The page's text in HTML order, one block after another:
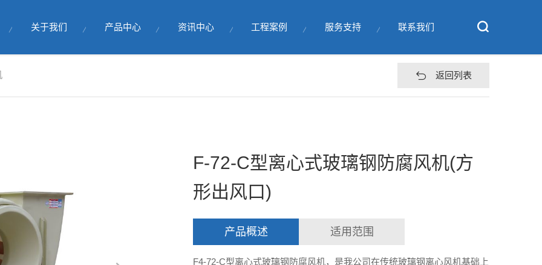
关于我们 产品中心 资讯中心 工程案例 服务支持 联系我们
返回列表
F-72-C型离心式玻璃钢防腐风机(方
形出风口)
产品概述 适用范围
F4-72-C型离心式玻璃钢防腐风机，是我公司在传统玻璃钢离心风机基础上